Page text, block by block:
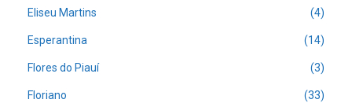
Eliseu Martins (4)
Esperantina (14)
Flores do Piauí (3)
Floriano (33)